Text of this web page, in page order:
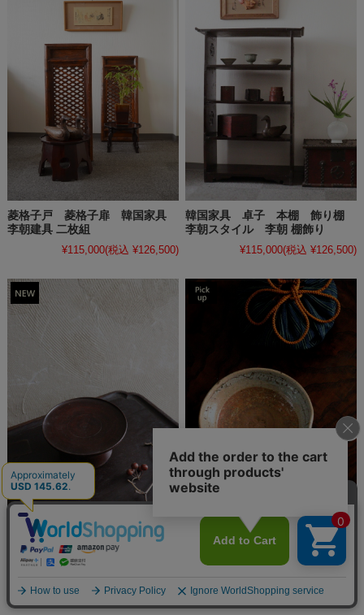
菱格子戸 菱格子扉 韓国家具
李朝建具 二枚組
¥115,000(税込 ¥126,500)
韓国家具 卓子 本棚 飾り棚
李朝スタイル 李朝 棚飾り
¥115,000(税込 ¥126,500)
李朝 木台 祭器 高坏 菓子皿
木台 急須台 直径130ｍｍ
李朝堅手平向付 李朝堅手平茶
碗 平茶碗 茶道具 平皿
¥80,000
(税込 ¥88,000)